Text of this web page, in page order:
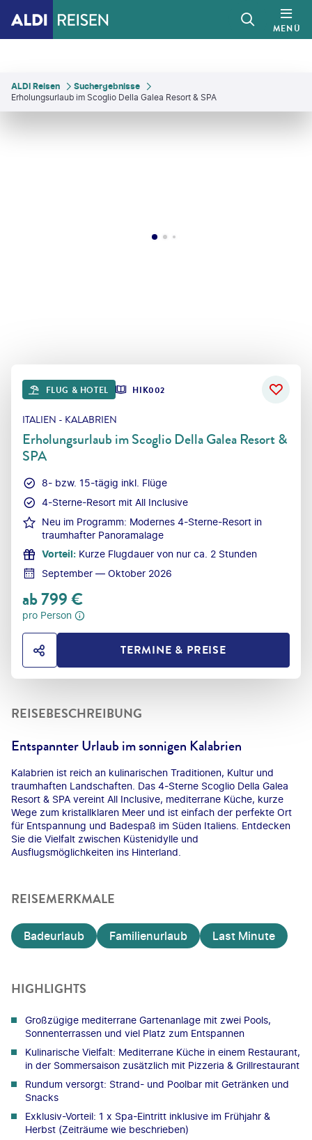
MENÜ
ALDI Reisen
Suchergebnisse
Erholungsurlaub im Scoglio Della Galea Resort & SPA
FLUG & HOTEL HIK002
ITALIEN - KALABRIEN
Erholungsurlaub im Scoglio Della Galea Resort &
SPA
8- bzw. 15-tägig inkl. Flüge
4-Sterne-Resort mit All Inclusive
Neu im Programm: Modernes 4-Sterne-Resort in
traumhafter Panoramalage
Vorteil: Kurze Flugdauer von nur ca. 2 Stunden
September — Oktober 2026
ab799€
pro Person
HOTEL TEILENTERMINE & PREISE
REISEBESCHREIBUNG
Entspannter Urlaub im sonnigen Kalabrien
Kalabrien ist reich an kulinarischen Traditionen, Kultur und
traumhaften Landschaften. Das 4-Sterne Scoglio Della Galea
Resort & SPA vereint All Inclusive, mediterrane Küche, kurze
Wege zum kristallklaren Meer und ist einfach der perfekte Ort
für Entspannung und Badespaß im Süden Italiens. Entdecken
Sie die Vielfalt zwischen Küstenidylle und
Ausflugsmöglichkeiten ins Hinterland.
REISEMERKMALE
Badeurlaub Familienurlaub Last Minute
HIGHLIGHTS
Großzügige mediterrane Gartenanlage mit zwei Pools,
Sonnenterrassen und viel Platz zum Entspannen
Kulinarische Vielfalt: Mediterrane Küche in einem Restaurant,
in der Sommersaison zusätzlich mit Pizzeria & Grillrestaurant
Rundum versorgt: Strand- und Poolbar mit Getränken und
Snacks
Exklusiv-Vorteil: 1 x Spa-Eintritt inklusive im Frühjahr &
Herbst (Zeiträume wie beschrieben)